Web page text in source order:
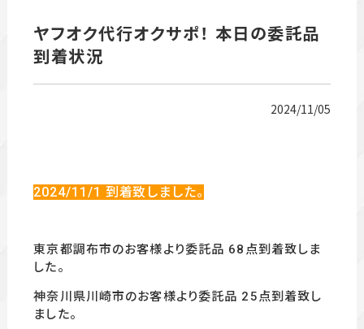
ヤフオク代行オクサポ！ 本日の委託品
到着状況
2024/11/05
2024/11 /1 到着致しました。
東京都調布市のお客様より委託品 68 点到着致しま
した。
神奈川県川崎市のお客様より委託品 25点到着致し
ました。